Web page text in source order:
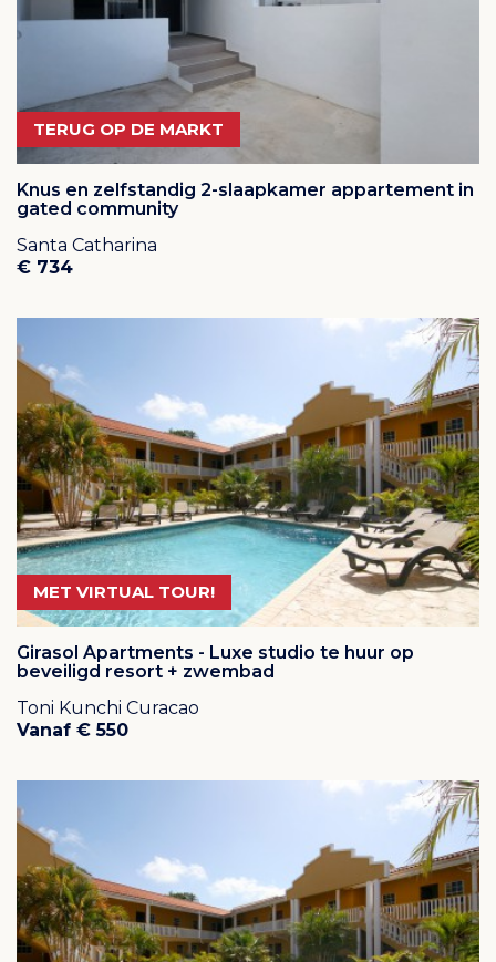
TERUG OP DE MARKT
Knus en zelfstandig 2-slaapkamer appartement in
gated community
Santa Catharina
€ 734
MET VIRTUAL TOUR!
Girasol Apartments - Luxe studio te huur op
beveiligd resort + zwembad
Toni Kunchi Curacao
Vanaf € 550